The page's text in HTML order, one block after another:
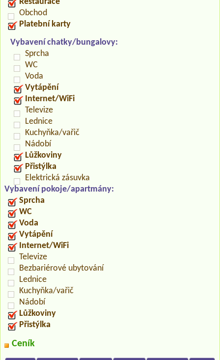
Obchod
Platební karty
Vybavení chatky/bungalovy:
Sprcha
WC
Voda
Vytápění
Internet/WiFi
Televize
Lednice
Kuchyňka/vařič
Nádobí
Lůžkoviny
Přistýlka
Elektrická zásuvka
Vybavení pokoje/apartmány:
Sprcha
WC
Voda
Vytápění
Internet/WiFi
Televize
Bezbariérové ubytování
Lednice
Kuchyňka/vařič
Nádobí
Lůžkoviny
Přistýlka
Ceník